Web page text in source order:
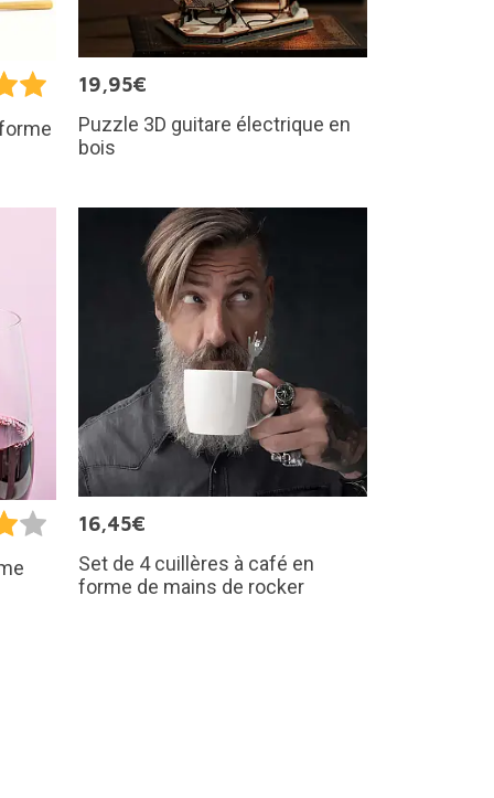
19,95€
Puzzle 3D guitare électrique en
bois
16,45€
Set de 4 cuillères à café en
forme de mains de rocker